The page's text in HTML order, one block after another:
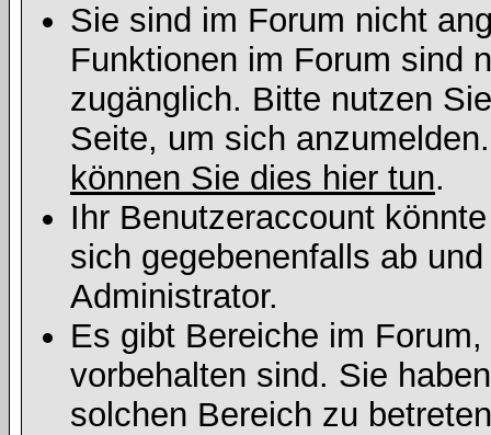
Sie sind im Forum nicht
Funktionen im Forum sind
zugänglich. Bitte nutzen
Seite, um sich
können Sie dies hier tun.
Ihr Benutzeraccount
sich gegebenenfalls ab
Administrator.
Es gibt Bereiche im
vorbehalten sind. Sie
solchen Bereich zu